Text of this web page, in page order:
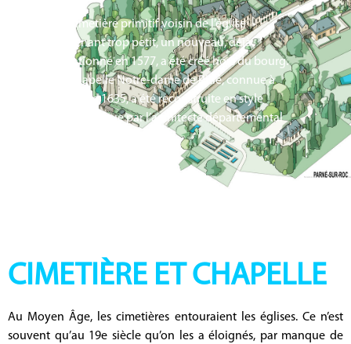
Le cimetière primitif voisin de l’église
devenant trop petit, un nouveau, déjà
mentionné en 1577, a été créé hors du bourg.
Sa chapelle Notre-dame de Pitié, connue à
partir de 1635, a été reconstruite en style
néogothique par l’architecte départemental
CIMETIÈRE ET CHAPELLE
Au Moyen Âge, les cimetières entouraient les églises. Ce n’est
souvent qu’au 19e siècle qu’on les a éloignés, par manque de